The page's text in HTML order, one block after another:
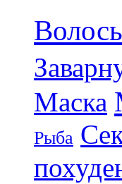
Маска
Рыба